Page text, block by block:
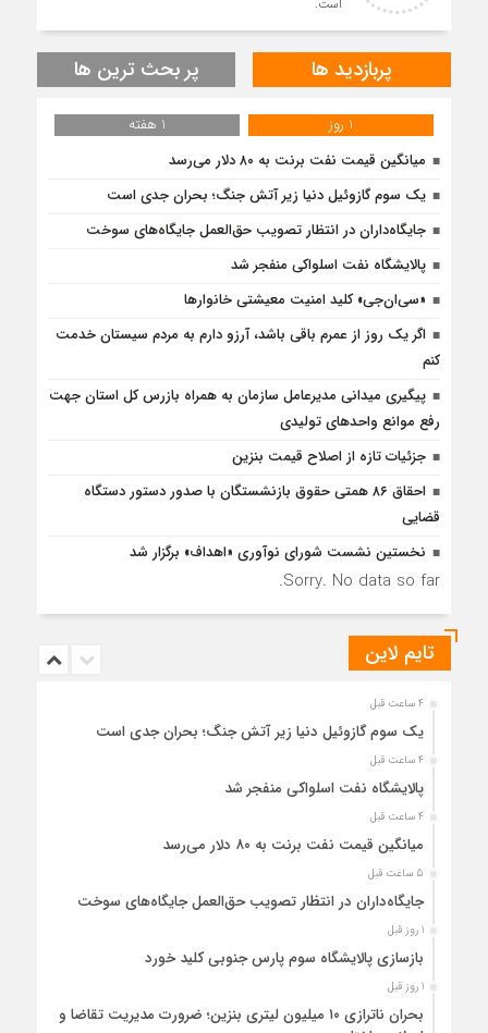
است.
پربازدید ها پر بحث ترین ها
1 روز
1 هفته
میانگین قیمت نفت برنت به ۸۰ دلار می‌رسد
یک سوم گازوئیل دنیا زیر آتش جنگ؛ بحران جدی است
جایگاه‌داران در انتظار تصویب حق‌العمل جایگاه‌های سوخت
پالایشگاه نفت اسلواکی منفجر شد
«سی‌ان‌جی» کلید امنیت معیشتی خانوارها
اگر یک روز از عمرم باقی باشد، آرزو دارم به مردم سیستان خدمت
کنم
پیگیری میدانی مدیرعامل سازمان به همراه بازرس كل استان جهت
رفع موانع واحدهای تولیدی
جزئیات تازه از اصلاح قیمت بنزین
احقاق ۸۶ همتی حقوق بازنشستگان با صدور دستور دستگاه
قضایی
نخستین نشست شورای نوآوری «اهداف» برگزار شد
Sorry. No data so far.
تایم لاین
4 ساعت قبل
یک سوم گازوئیل دنیا زیر آتش جنگ؛ بحران جدی است
4 ساعت قبل
پالایشگاه نفت اسلواکی منفجر شد
4 ساعت قبل
میانگین قیمت نفت برنت به ۸۰ دلار می‌رسد
5 ساعت قبل
جایگاه‌داران در انتظار تصویب حق‌العمل جایگاه‌های سوخت
1 روز قبل
بازسازی پالایشگاه سوم پارس جنوبی کلید خورد
1 روز قبل
بحران ناترازی ۱۰ میلیون لیتری بنزین؛ ضرورت مدیریت تقاضا و